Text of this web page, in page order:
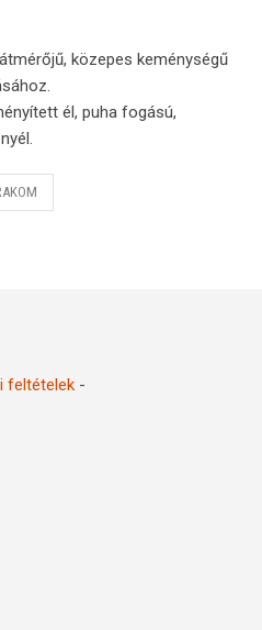
közepes keménységű
él, puha fogású,
feltételek -